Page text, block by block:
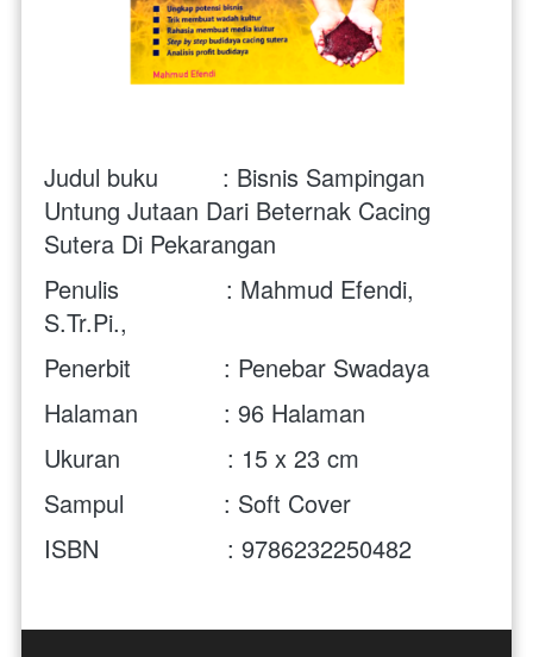
Judul buku         : Bisnis Sampingan
Untung Jutaan Dari Beternak Cacing
Sutera Di Pekarangan
Penulis               : Mahmud Efendi,
S.Tr.Pi.,
Penerbit             : Penebar Swadaya
Halaman            : 96 Halaman
Ukuran               : 15 x 23 cm
Sampul              : Soft Cover
ISBN                  : 9786232250482